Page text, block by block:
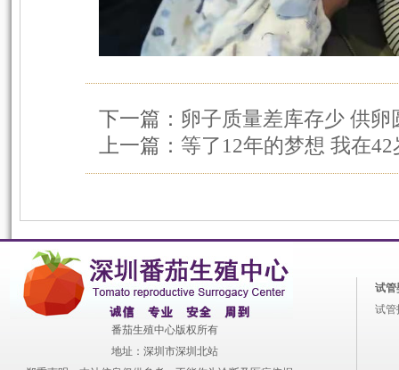
下一篇： 卵子质量差库存少 供卵
上一篇： 等了12年的梦想 我在
番茄生殖中心版权所有
地址：深圳市深圳北站
试管
试管